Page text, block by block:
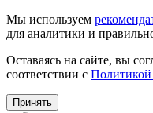
Мы используем
для аналитики и
Оставаясь на сайте, вы
соответствии с Политикой
Принять